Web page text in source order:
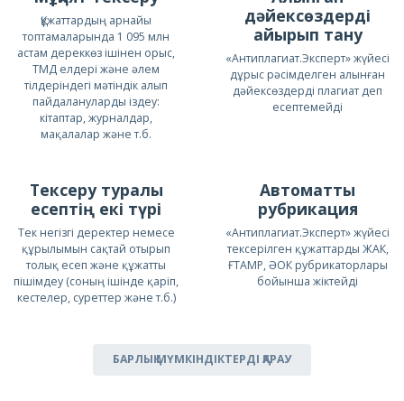
Құжаттардың арнайы
топтамаларында 1 095 млн
астам дереккөз ішінен орыс,
ТМД елдері және әлем
тілдеріндегі мәтіндік алып
пайдалануларды іздеу:
кітаптар, журналдар,
мақалалар және т.б.
дәйексөздерді
айырып тану
«Антиплагиат.Эксперт» жүйесі
дұрыс рәсімделген алынған
дәйексөздерді плагиат деп
есептемейді
Тексеру туралы
есептің екі түрі
Тек негізгі деректер немесе
құрылымын сақтай отырып
толық есеп және құжатты
пішімдеу (соның ішінде қаріп,
кестелер, суреттер және т.б.)
Автоматты
рубрикация
«Антиплагиат.Эксперт» жүйесі
тексерілген құжаттарды ЖАК,
ҒТАМР, ӘОК рубрикаторлары
бойынша жіктейді
БАРЛЫҚ МҮМКІНДІКТЕРДІ ҚАРАУ